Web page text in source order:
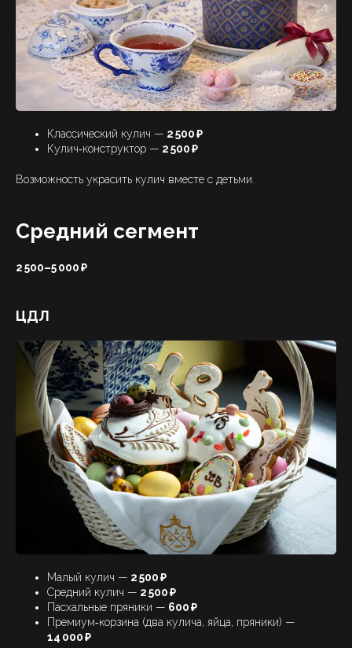
Классический кулич — 2 500 ₽
Кулич‑конструктор — 2 500 ₽
Возможность украсить кулич вместе с детьми.
Средний сегмент
2 500–5 000 ₽
ЦДЛ
Малый кулич — 2 500 ₽
Средний кулич — 2 500 ₽
Пасхальные пряники — 600 ₽
Премиум‑корзина (два кулича, яйца, пряники) —
14 000 ₽